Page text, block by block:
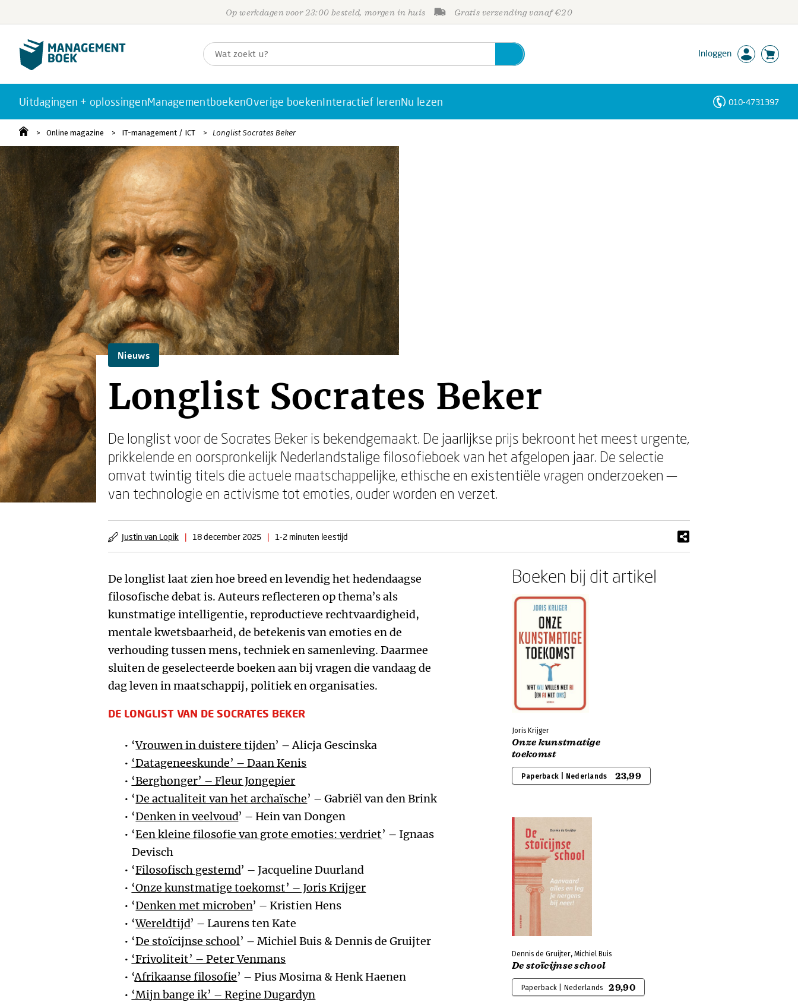
Op werkdagen voor 23:00 besteld, morgen in huis Gratis verzending vanaf €20
Inloggen
Uitdagingen + oplossingenManagementboekenOverige boekenInteractief lerenNu lezen 010-4731397
Online magazine IT-management / ICT Longlist Socrates Beker
Nieuws
Longlist Socrates Beker
De longlist voor de Socrates Beker is bekendgemaakt. De jaarlijkse prijs bekroont het meest urgente,
prikkelende en oorspronkelijk Nederlandstalige filosofieboek van het afgelopen jaar. De selectie
omvat twintig titels die actuele maatschappelijke, ethische en existentiële vragen onderzoeken —
van technologie en activisme tot emoties, ouder worden en verzet.
Justin van Lopik | 18 december 2025 | 1-2 minuten leestijd
De longlist laat zien hoe breed en levendig het hedendaagse
filosofische debat is. Auteurs reflecteren op thema’s als
kunstmatige intelligentie, reproductieve rechtvaardigheid,
mentale kwetsbaarheid, de betekenis van emoties en de
verhouding tussen mens, techniek en samenleving. Daarmee
sluiten de geselecteerde boeken aan bij vragen die vandaag de
dag leven in maatschappij, politiek en organisaties.
DE LONGLIST VAN DE SOCRATES BEKER
‘Vrouwen in duistere tijden’ – Alicja Gescinska
‘Datageneeskunde’ – Daan Kenis
‘Berghonger’ – Fleur Jongepier
‘De actualiteit van het archaïsche’ – Gabriël van den Brink
‘Denken in veelvoud’ – Hein van Dongen
‘Een kleine filosofie van grote emoties: verdriet’ – Ignaas
Devisch
‘Filosofisch gestemd’ – Jacqueline Duurland
‘Onze kunstmatige toekomst’ – Joris Krijger
‘Denken met microben’ – Kristien Hens
‘Wereldtijd’ – Laurens ten Kate
‘De stoïcijnse school’ – Michiel Buis & Dennis de Gruijter
‘Frivoliteit’ – Peter Venmans
‘Afrikaanse filosofie’ – Pius Mosima & Henk Haenen
‘Mijn bange ik’ – Regine Dugardyn
Boeken bij dit artikel
Joris Krijger
Onze kunstmatige
toekomst
Paperback | Nederlands 23,99
Dennis de Gruijter, Michiel Buis
De stoïcijnse school
Paperback | Nederlands 29,90
Personen